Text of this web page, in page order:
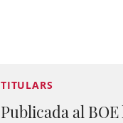
TITULARS
Publicada al